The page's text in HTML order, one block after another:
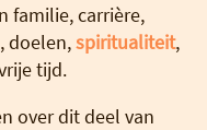
familie, carrière,
doelen,spiritualiteit,
tijd.
over dit deel van